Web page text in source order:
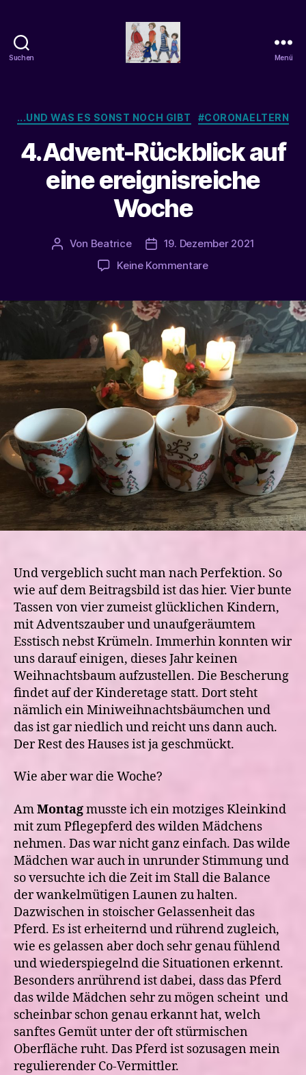
Suchen Menü
Kategorien
...UND WAS ES SONST NOCH GIBT #CORONAELTERN
4.Advent-Rückblick auf
eine ereignisreiche
Woche
Beitragsautor
Von Beatrice Veröffentlichungsdatum
19. Dezember 2021
Keine Kommentarezu
auf
eine
ereignisreiche
Woche
Und vergeblich sucht man nach Perfektion. So
wie auf dem Beitragsbild ist das hier. Vier bunte
Tassen von vier zumeist glücklichen Kindern,
mit Adventszauber und unaufgeräumtem
Esstisch nebst Krümeln. Immerhin konnten wir
uns darauf einigen, dieses Jahr keinen
Weihnachtsbaum aufzustellen. Die Bescherung
findet auf der Kinderetage statt. Dort steht
nämlich ein Miniweihnachtsbäumchen und
das ist gar niedlich und reicht uns dann auch.
Der Rest des Hauses ist ja geschmückt.
Wie aber war die Woche?
AmMontagmusste ich ein motziges Kleinkind
mit zum Pflegepferd des wilden Mädchens
nehmen. Das war nicht ganz einfach. Das wilde
Mädchen war auch in unrunder Stimmung und
so versuchte ich die Zeit im Stall die Balance
der wankelmütigen Launen zu halten.
Dazwischen in stoischer Gelassenheit das
Pferd. Es ist erheiternd und rührend zugleich,
wie es gelassen aber doch sehr genau fühlend
und wiederspiegelnd die Situationen erkennt.
Besonders anrührend ist dabei, dass das Pferd
das wilde Mädchen sehr zu mögen scheint und
scheinbar schon genau erkannt hat, welch
sanftes Gemüt unter der oft stürmischen
Oberfläche ruht. Das Pferd ist sozusagen mein
regulierender Co-Vermittler.